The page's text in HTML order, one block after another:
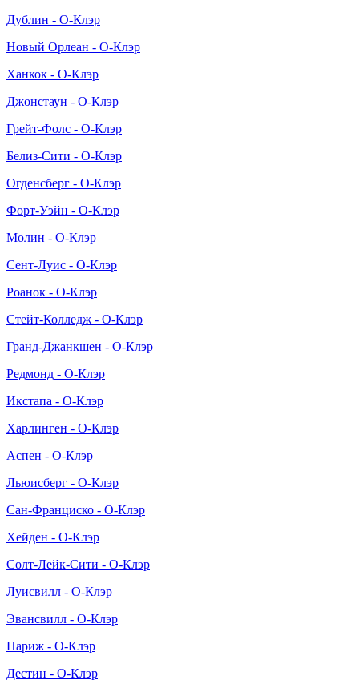
Дублин - О-Клэр
Новый Орлеан - О-Клэр
Ханкок - О-Клэр
Джонстаун - О-Клэр
Грейт-Фолс - О-Клэр
Белиз-Сити - О-Клэр
Огденсберг - О-Клэр
Форт-Уэйн - О-Клэр
Молин - О-Клэр
Сент-Луис - О-Клэр
Роанок - О-Клэр
Стейт-Колледж - О-Клэр
Гранд-Джанкшен - О-Клэр
Редмонд - О-Клэр
Икстапа - О-Клэр
Харлинген - О-Клэр
Аспен - О-Клэр
Льюисберг - О-Клэр
Сан-Франциско - О-Клэр
Хейден - О-Клэр
Солт-Лейк-Сити - О-Клэр
Луисвилл - О-Клэр
Эвансвилл - О-Клэр
Париж - О-Клэр
Дестин - О-Клэр